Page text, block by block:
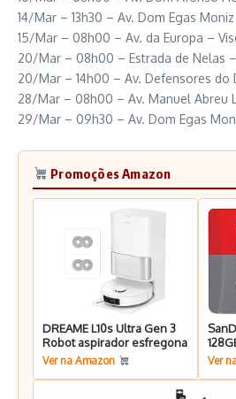
14/Mar – 13h30 – Av. Dom Egas
15/Mar – 08h00 – Av. da Europa –
20/Mar – 08h00 – Estrada de Nelas
20/Mar – 14h00 – Av. Defensores do
28/Mar – 08h00 – Av. Manuel Abreu
29/Mar – 09h30 – Av. Dom Egas
Promoções Amazon
DREAME L10s Ultra Gen 3
Robot aspirador esfregona
Ver na Amazon Ver